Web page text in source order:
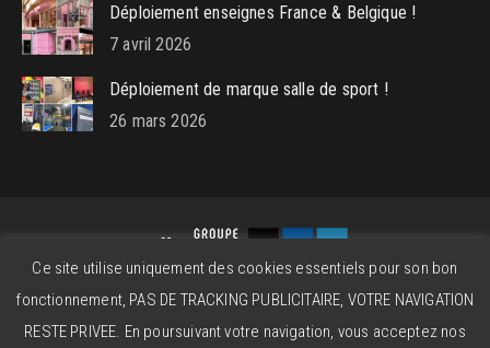
Déploiement enseignes France & Belgique !
7 avril 2026
Déploiement de marque salle de sport !
26 mars 2026
Groupe All-Over © 2026 - Powered bybeatitude.eu
Ce site utilise uniquement des cookies essentiels pour son bon
fonctionnement, PAS DE TRACKING PUBLICITAIRE, VOTRE NAVIGATION
RESTE PRIVEE. En poursuivant votre navigation, vous acceptez nos